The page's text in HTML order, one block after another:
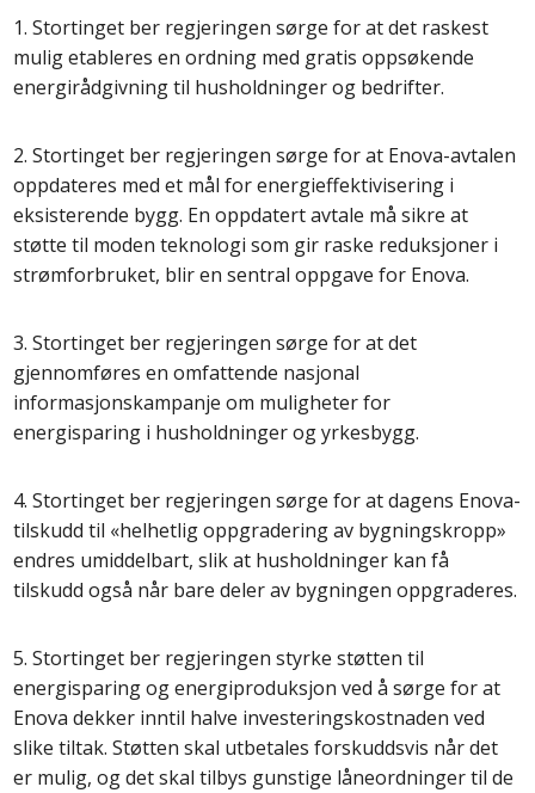
1. Stortinget ber regjeringen sørge for at det raskest
mulig etableres en ordning med gratis oppsøkende
energirådgivning til husholdninger og bedrifter.
2. Stortinget ber regjeringen sørge for at Enova-avtalen
oppdateres med et mål for energieffektivisering i
eksisterende bygg. En oppdatert avtale må sikre at
støtte til moden teknologi som gir raske reduksjoner i
strømforbruket, blir en sentral oppgave for Enova.
3. Stortinget ber regjeringen sørge for at det
gjennomføres en omfattende nasjonal
informasjonskampanje om muligheter for
energisparing i husholdninger og yrkesbygg.
4. Stortinget ber regjeringen sørge for at dagens Enova-
tilskudd til «helhetlig oppgradering av bygningskropp»
endres umiddelbart, slik at husholdninger kan få
tilskudd også når bare deler av bygningen oppgraderes.
5. Stortinget ber regjeringen styrke støtten til
energisparing og energiproduksjon ved å sørge for at
Enova dekker inntil halve investeringskostnaden ved
slike tiltak. Støtten skal utbetales forskuddsvis når det
er mulig, og det skal tilbys gunstige låneordninger til de